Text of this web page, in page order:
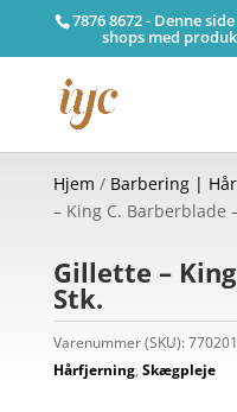
7876 8672 - Denne
shops med
Hjem / Barbering |
– King C. Barberblade
Gillette –
Stk.
Varenummer (SKU):
Hårfjerning, Skægpleje